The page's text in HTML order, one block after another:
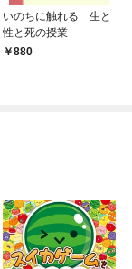
いのちに触れる 生と
性と死の授業
880